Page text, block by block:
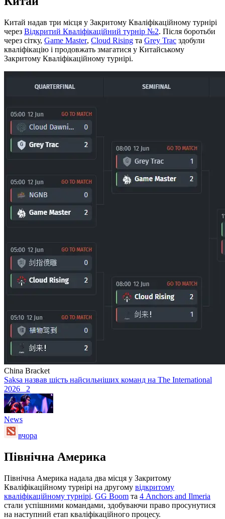
Китай надав три місця у Закритому Кваліфікаційному турнірі
через Відкритий Кваліфікаційний турнір №2. Після боротьби
через сітку, Game Master, Cloud Rising та Grey Trac здобули
кваліфікацію і продовжать змагатися у Китайському
Закритому Кваліфікаційному турнірі.
China Bracket
Saksa назвав шість найсильніших команд на The International
2026 2
News
вчора
Північна Америка
Північна Америка надала два місця у Закритому
Кваліфікаційному турнірі на другому відкритому
кваліфікаційному турнірі. GG Boom та 4 Anchors and Ilmeria
стали успішними командами, здобуваючи право просунутися
на наступний етап кваліфікаційного процесу.